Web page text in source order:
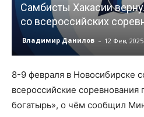
Самбисты Хакасии
со всероссийских
Владимир Данилов - 12 Фев,
8-9 февраля в Новосибирске
всероссийские
богатырь», о чём сообщил